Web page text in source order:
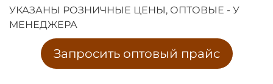
УКАЗАНЫ РОЗНИЧНЫЕ ЦЕНЫ, ОПТОВЫЕ - У
МЕНЕДЖЕРА
Запросить оптовый прайс